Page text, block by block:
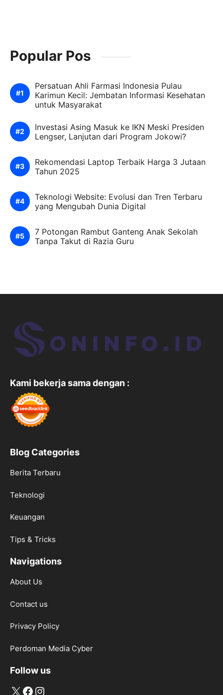
Popular Pos
Persatuan Ahli Farmasi Indonesia Pulau
Karimun Kecil: Jembatan Informasi Kesehatan
untuk Masyarakat
Investasi Asing Masuk ke IKN Meski Presiden
Lengser, Lanjutan dari Program Jokowi?
Rekomendasi Laptop Terbaik Harga 3 Jutaan
Tahun 2025
Teknologi Website: Evolusi dan Tren Terbaru
yang Mengubah Dunia Digital
7 Potongan Rambut Ganteng Anak Sekolah
Tanpa Takut di Razia Guru
Kami bekerja sama dengan :
Blog Categories
Berita Terbaru
Teknologi
Keuangan
Tips & Tricks
Navigations
About Us
Contact us
Privacy Policy
Perdoman Media Cyber
Follow us
X Facebook
Instagram